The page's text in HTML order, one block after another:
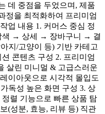
데 중점을 두었으며, 제품
정을 최적화하여 프리미엄
업 내용 1. 커머스 중심 정
색 → 상세 → 장바구니 → 결
지/고양이 등) 기반 카테고
콘텐츠 구성 2. 프리미엄
살린 미니멀 & 고급스러운
이아웃으로 시각적 몰입도
독성 높은 화면 구성 3. 상
렬 기능으로 빠른 상품 탐
(성분, 효능, 리뷰 등) 직관